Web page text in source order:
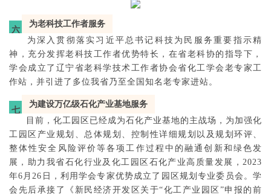
六
为老科技工作者服务
为深入贯彻落实习近平总书记科技为民服务重要指示精
神，充分发挥老科技工作者优势特长，在省老科协的指导下，
学会成立了辽宁省老科学技术工作者协会省化工学会老专家工
作站，并引进了多位我省乃至全国知名老专家进站。
七
为建设万亿级石化产业基地服务
目前，化工园区已经成为石化产业基地的主战场，为加强化
工园区产业规划、总体规划、控制性详细规划以及规划环评、
整体性安全风险评价等各项工作过程中的融通创新和绿色发
展，助力我省石化行业及化工园区石化产业高质量发展，2023
年6月26日，利用学会专家优势成立了园区规划专业委员会。学
会先后承接了《新民经济开发区关于“化工产业园区”申报的前